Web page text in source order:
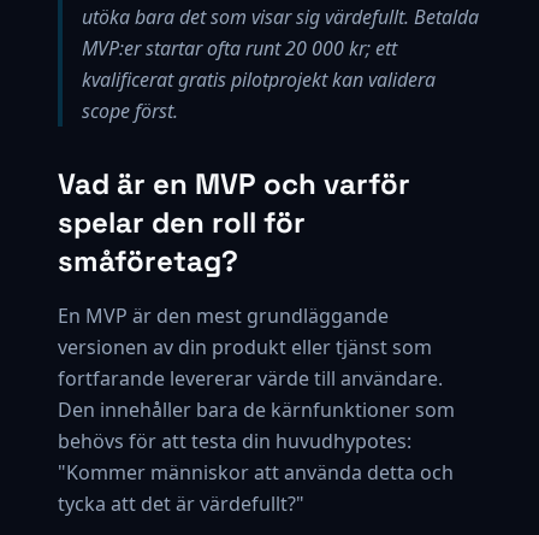
utöka bara det som visar sig värdefullt. Betalda
MVP:er startar ofta runt 20 000 kr; ett
kvalificerat gratis pilotprojekt kan validera
scope först.
Vad är en MVP och varför
spelar den roll för
småföretag?
En MVP är den mest grundläggande
versionen av din produkt eller tjänst som
fortfarande levererar värde till användare.
Den innehåller bara de kärnfunktioner som
behövs för att testa din huvudhypotes:
"Kommer människor att använda detta och
tycka att det är värdefullt?"